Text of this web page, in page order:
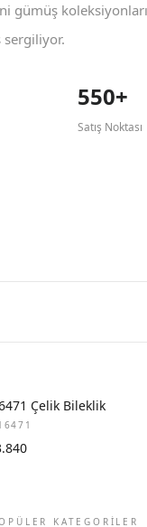
gümüş
sergiliyor.
550+
Satış Noktası
Çelik Bileklik
KATEGORİLER